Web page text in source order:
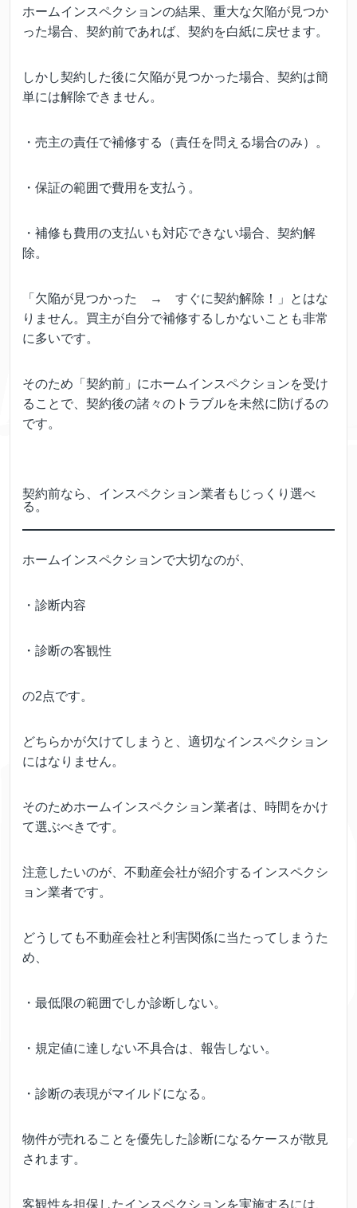
ホームインスペクションの結果、重大な欠陥が見つか
った場合、契約前であれば、契約を白紙に戻せます。
しかし契約した後に欠陥が見つかった場合、契約は簡
単には解除できません。
・売主の責任で補修する（責任を問える場合のみ）。
・保証の範囲で費用を支払う。
・補修も費用の支払いも対応できない場合、契約解
除。
「欠陥が見つかった → すぐに契約解除！」とはな
りません。買主が自分で補修するしかないことも非常
に多いです。
そのため「契約前」にホームインスペクションを受け
ることで、契約後の諸々のトラブルを未然に防げるの
です。
契約前なら、インスペクション業者もじっくり選べ
る。
ホームインスペクションで大切なのが、
・診断内容
・診断の客観性
の2点です。
どちらかが欠けてしまうと、適切なインスペクション
にはなりません。
そのためホームインスペクション業者は、時間をかけ
て選ぶべきです。
注意したいのが、不動産会社が紹介するインスペクシ
ョン業者です。
どうしても不動産会社と利害関係に当たってしまうた
め、
・最低限の範囲でしか診断しない。
・規定値に達しない不具合は、報告しない。
・診断の表現がマイルドになる。
物件が売れることを優先した診断になるケースが散見
されます。
客観性を担保したインスペクションを実施するには、